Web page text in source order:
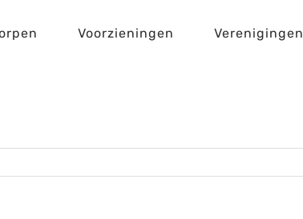
Voorzieningen Verenigingen